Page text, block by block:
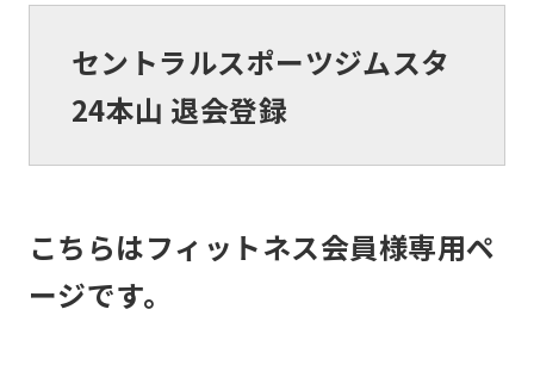
セントラルスポーツジムスタ
24本山 退会登録
こちらはフィットネス会員様専用ペ
ージです。